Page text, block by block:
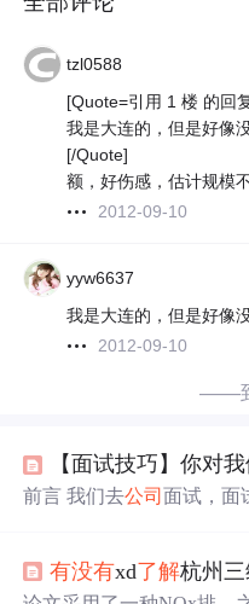
tzl0588
[Quote=引用 1 楼 的回
我是大连的，但是好像
[/Quote]
额，好伤感，估计规模
2012-09-10
yyw6637
我是大连的，但是好像
2012-09-10
——
【面试技巧】你对
前言 我们去公司面试，面
“MMP，不是你打电话让
“你来我们公司面试，你一
有没有xd了解杭州